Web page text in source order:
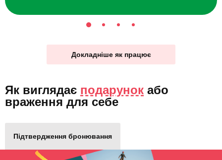
Докладніше як працює
Як виглядає подарунок або
враження для себе
Підтвердження бронювання